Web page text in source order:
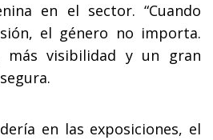
en el sector. “Cuando
el género no importa.
más visibilidad y un gran
en las exposiciones, el